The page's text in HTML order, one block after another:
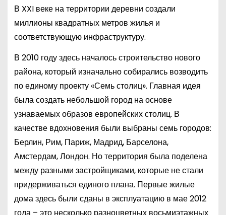
В XXI веке на территории деревни создали
миллионы квадратных метров жилья и
соответствующую инфраструктуру.
В 2010 году здесь началось строительство нового
района, который изначально собирались возводить
по единому проекту «Семь столиц». Главная идея
была создать небольшой город на основе
узнаваемых образов европейских столиц. В
качестве вдохновения были выбраны семь городов:
Берлин, Рим, Париж, Мадрид, Барселона,
Амстердам, Лондон. Но территория была поделена
между разными застройщиками, которые не стали
придерживаться единого плана. Первые жилые
дома здесь были сданы в эксплуатацию в мае 2012
года – это несколько разноцветных восьмиэтажных